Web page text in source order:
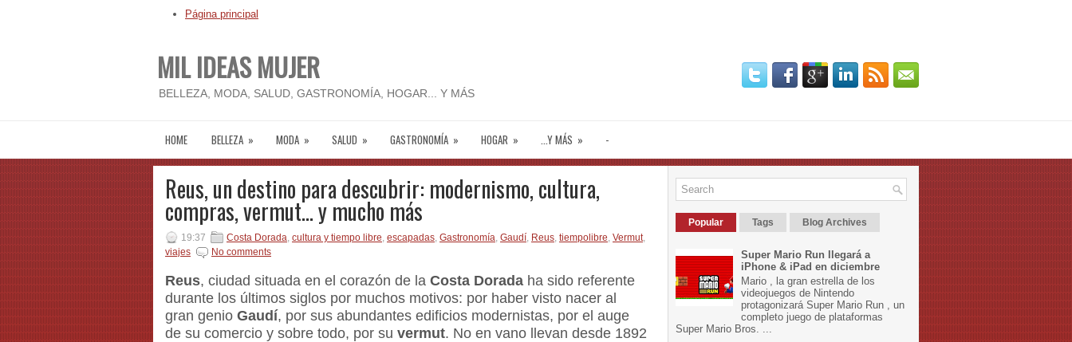
Página principal
MIL IDEAS MUJER
BELLEZA, MODA, SALUD, GASTRONOMÍA, HOGAR... Y MÁS
HOME BELLEZA » MODA » SALUD » GASTRONOMÍA » HOGAR » ...Y MÁS » -
Reus, un destino para descubrir: modernismo, cultura,
compras, vermut... y mucho más
19:37 Costa Dorada, cultura y tiempo libre, escapadas, Gastronomía, Gaudí, Reus, tiempolibre, Vermut,
viajes
No comments
Reus, ciudad situada en el corazón de la Costa Dorada ha sido referente
durante los últimos siglos por muchos motivos: por haber visto nacer al
gran genio Gaudí, por sus abundantes edificios modernistas, por el auge
de su comercio y sobre todo, por su vermut. No en vano llevan desde 1892
Popular Tags Blog Archives
Super Mario Run llegará a
iPhone & iPad en diciembre
Mario , la gran estrella de los
videojuegos de Nintendo
protagonizará Super Mario Run , un
completo juego de plataformas
Super Mario Bros. ...